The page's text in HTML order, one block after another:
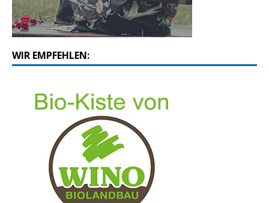
WIR EMPFEHLEN: